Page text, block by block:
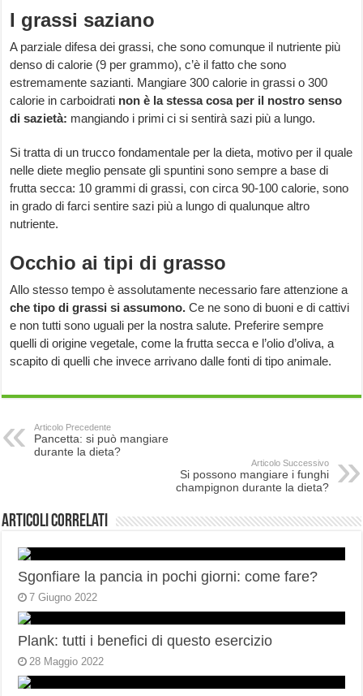
I grassi saziano
A parziale difesa dei grassi, che sono comunque il nutriente più
denso di calorie (9 per grammo), c’è il fatto che sono
estremamente sazianti. Mangiare 300 calorie in grassi o 300
calorie in carboidrati non è la stessa cosa per il nostro senso
di sazietà: mangiando i primi ci si sentirà sazi più a lungo.
Si tratta di un trucco fondamentale per la dieta, motivo per il quale
nelle diete meglio pensate gli spuntini sono sempre a base di
frutta secca: 10 grammi di grassi, con circa 90-100 calorie, sono
in grado di farci sentire sazi più a lungo di qualunque altro
nutriente.
Occhio ai tipi di grasso
Allo stesso tempo è assolutamente necessario fare attenzione a
che tipo di grassi si assumono. Ce ne sono di buoni e di cattivi
e non tutti sono uguali per la nostra salute. Preferire sempre
quelli di origine vegetale, come la frutta secca e l’olio d’oliva, a
scapito di quelli che invece arrivano dalle fonti di tipo animale.
Articolo Precedente
Pancetta: si può mangiare
durante la dieta?
Articolo Successivo
Si possono mangiare i funghi
champignon durante la dieta?
Articoli correlati
Sgonfiare la pancia in pochi giorni: come fare?
7 Giugno 2022
Plank: tutti i benefici di questo esercizio
28 Maggio 2022